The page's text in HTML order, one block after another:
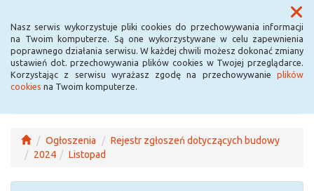
Nasz serwis wykorzystuje pliki cookies do przechowywania informacji
na Twoim komputerze. Są one wykorzystywane w celu zapewnienia
poprawnego działania serwisu. W każdej chwili możesz dokonać zmiany
ustawień dot. przechowywania plików cookies w Twojej przeglądarce.
Korzystając z serwisu wyrażasz zgodę na przechowywanie plików
cookies na Twoim komputerze.
Menu
Ogłoszenia
Rejestr zgłoszeń dotyczących budowy
2024
Listopad